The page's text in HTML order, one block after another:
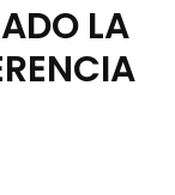
LA